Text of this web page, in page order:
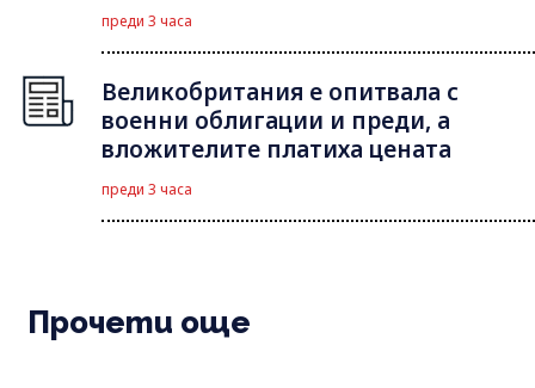
преди 3 часа
Великобритания е опитвала с
военни облигации и преди, а
вложителите платиха цената
преди 3 часа
Прочети още